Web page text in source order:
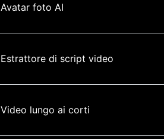
Avatar foto AI
Estrattore di script video
Video lungo ai corti